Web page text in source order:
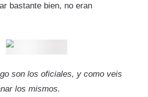
bastante bien, no eran
son los oficiales, y como veis
los mismos.